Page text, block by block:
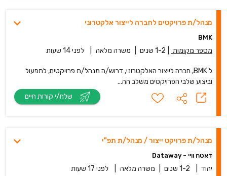
מנהל/ת פרויקטים לחברה לייצור אלקטרוני
BMK
מספר מקומות 1-2 שנים משרה מלאה לפני 14 שעות
ל BMK, חברה לייצור האלקטרוני, דרוש/ה מנהל/ת פרויקטים, לתפעול
וביצוע שלבי הפרויקטים משלב הה...
מנהל/ת פרויקט ייצור / מנהל/ת תפ"י
דאטה וויי - Dataway
יהוד 1-2 שנים משרה מלאה לפני 17 שעות